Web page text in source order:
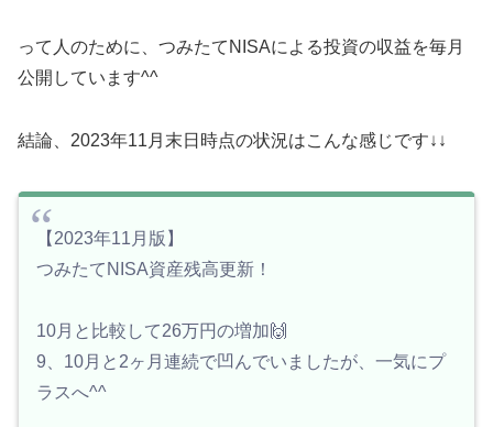
って人のために、つみたてNISAによる投資の収益を毎月
公開しています^^
結論、2023年11月末日時点の状況はこんな感じです↓↓
【2023年11月版】
つみたてNISA資産残高更新！
10月と比較して26万円の増加🙌
9、10月と2ヶ月連続で凹んでいましたが、一気にプ
ラスへ^^